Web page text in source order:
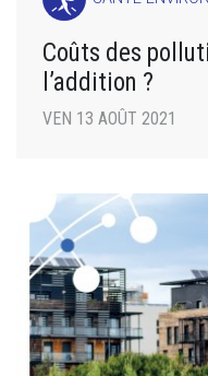
Coûts des
l’addition ?
VEN 13 AOÛT 2021